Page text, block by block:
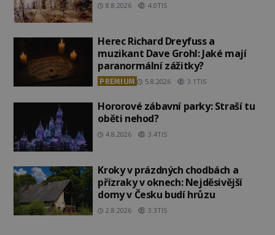
8.8.2026 4.0TIS
Herec Richard Dreyfuss a
muzikant Dave Grohl: Jaké mají
paranormální zážitky?
PREMIUM 5.8.2026 3.1TIS
Hororové zábavní parky: Straší tu
oběti nehod?
4.8.2026 3.4TIS
Kroky v prázdných chodbách a
přízraky v oknech: Nejděsivější
domy v Česku budí hrůzu
2.8.2026 3.3TIS